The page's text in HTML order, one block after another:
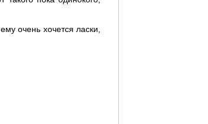
очень хочется ласки,